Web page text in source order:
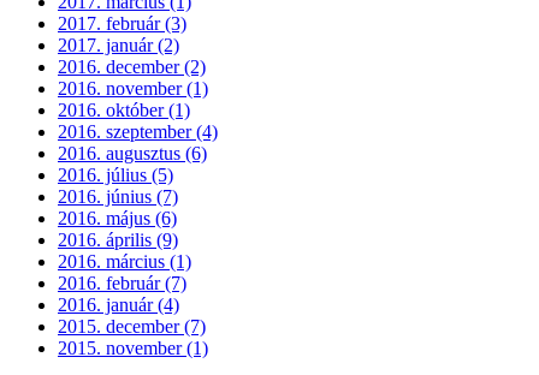
2017. február (3)
2017. január (2)
2016. december (2)
2016. november (1)
2016. október (1)
2016. szeptember (4)
2016. augusztus (6)
2016. július (5)
2016. június (7)
2016. május (6)
2016. április (9)
2016. március (1)
2016. február (7)
2016. január (4)
2015. december (7)
2015. november (1)